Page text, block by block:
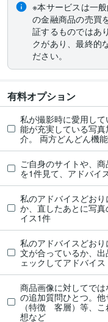
※本サービスは一
の金融商品の売買
証するものではあ
クがあり、最終的
ださい。
有料オプション
私が撮影時に愛用し
能が充実している写
介。 両方どんどん機
ご自身のサイトや、
を1件見て、アドバイ
私のアドバイスどお
か、直したあとに写
イス1件
私のアドバイスどお
文が合っているか、
ェックしてアドバイス
商品画像に対してで
の追加質問ひとつ。
（特徴 客層）等、
想など